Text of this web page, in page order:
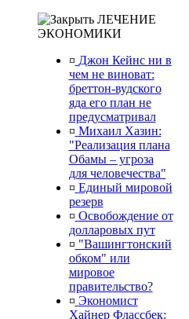
ЛЕЧЕНИЕ
ЭКОНОМИКИ
¤ Джон Кейнс ни в
чем не виноват:
бреттон-вудского
яда его план не
предусматривал
¤ Михаил Хазин:
"Реализация плана
Обамы – угроза
для человечества"
¤ Единый мировой
резерв
¤ Освобождение от
долларовых пут
¤ "Вашингтонский
обком" или
мировое
правительство?
¤ Экономист
Хайнер Флассбек: